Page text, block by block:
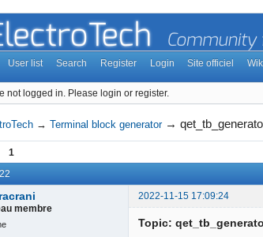
User list Search Register Login Site officiel
not logged in. Please login or register.
→Terminal block generator →
1
2022-11-15 17:09:24
membre
Topic: